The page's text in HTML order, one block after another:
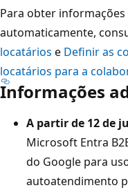
Para obter
automaticamente,
locatários e Definir as
locatários para a
Informações
A partir de 12 de
Microsoft Entra
do Google para
autoatendimento